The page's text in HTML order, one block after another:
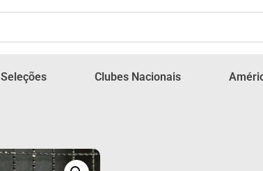
Seleções Clubes Nacionais